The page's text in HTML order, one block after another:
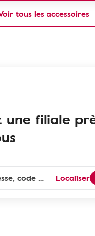
tous les accessoires
une filiale
Localiser